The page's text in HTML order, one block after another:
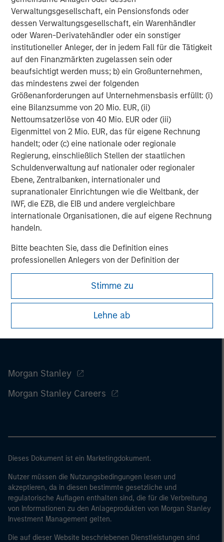
Verwaltungsgesellschaft, ein Pensionsfonds oder
dessen Verwaltungsgesellschaft, ein Warenhändler
oder Waren-Derivatehändler oder ein sonstiger
institutioneller Anleger, der in jedem Fall für die Tätigkeit
auf den Finanzmärkten zugelassen sein oder
beaufsichtigt werden muss; b) ein Großunternehmen,
das mindestens zwei der folgenden
Größenanforderungen auf Unternehmensbasis erfüllt: (i)
eine Bilanzsumme von 20 Mio. EUR, (ii)
Nettoumsatzerlöse von 40 Mio. EUR oder (iii)
Eigenmittel von 2 Mio. EUR, das für eigene Rechnung
handelt; oder (c) eine nationale oder regionale
Regierung, einschließlich Stellen der staatlichen
Schuldenverwaltung auf nationaler oder regionaler
Ebene, Zentralbanken, internationaler und
supranationaler Einrichtungen wie die Weltbank, der
IWF, die EZB, die EIB und andere vergleichbare
internationale Organisationen, die auf eigene Rechnung
handeln.
Bitte beachten Sie, dass die Definition eines
professionellen Anlegers von der Definition der
Regulierungsbehörde des Landes abweichen kann, von
dem aus auf die Website zugegriffen wird.
Stimme zu
Lehne ab
Management (MSIM) and its subsidiaries and affiliates
(collectively the Firm”), and may not be reflected in all the
strategies and products that the Firm offers.
This material is for the benefit of persons whom the Firm
reasonably believes it is permitted to communicate to and
should not be forwarded to any other person without the
consent of the Firm. It is not addressed to any other person and
may not be used by them for any purpose whatsoever. It is the
responsibility of every person reading this material to fully
observe the laws of any relevant country, including obtaining
any governmental or other consent which may be required or
observing any other formality which needs to be observed in
that country.
This material is a general communication, which is not impartial,
is for informational and educational purposes only, not a
recommendation to purchase or sell specific securities, or to
adopt any particular investment strategy. Information does not
address financial objectives, situation or specific needs of
individual investors.
Any charts and graphs provided are for illustrative purposes
only. Any performance quoted represents past performance.
Past performance does not guarantee future results. All
investments involve risks, including the possible loss of
principal.
Morgan Stanley
Morgan Stanley Careers
Dieses Dokument ist ein Marketingdokument.
Nutzer müssen die Nutzungsbedingungen lesen und
akzeptieren, da in diesen bestimmte gesetzliche und
regulatorische Auflagen enthalten sind, die für die Verbreitung
von Informationen zu den Anlageprodukten von Morgan Stanley
Investment Management gelten.
Die auf dieser Website beschriebenen Dienstleistungen sind